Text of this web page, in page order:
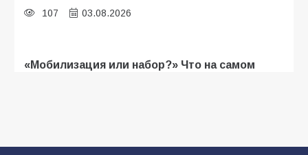
107 03.08.2026
«Мобилизация или набор?» Что на самом